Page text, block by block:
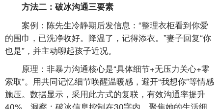
方法二：破冰沟通三要素
案例：陈先生冷静期后发信息：“整理衣柜看到你爱
的围巾，已洗净收好。降温了，记得添衣。”妻子回复“你
也是”，并主动聊起孩子近况。
原理：非暴力沟通核心是“具体细节+无压力关心+零
索取”。用共同记忆细节唤醒温暖感，避开“我想你”等情感
施压。数据显示，采用此方式的复联，有效沟通率提升
40%。洞察：破冰信息控制在30字内，聚焦她的生活细